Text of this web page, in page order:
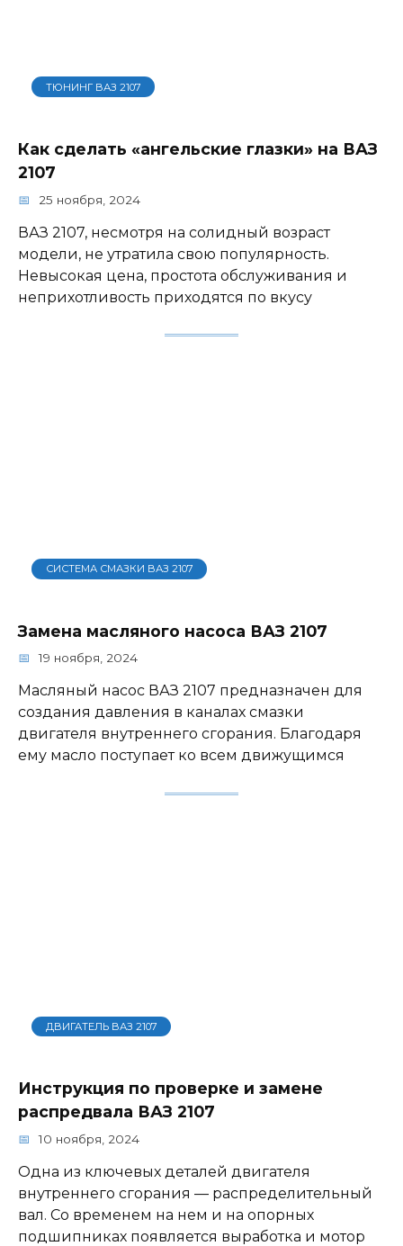
ТЮНИНГ ВАЗ 2107
Как сделать «ангельские глазки» на ВАЗ
2107
25 ноября, 2024
ВАЗ 2107, несмотря на солидный возраст
модели, не утратила свою популярность.
Невысокая цена, простота обслуживания и
неприхотливость приходятся по вкусу
СИСТЕМА СМАЗКИ ВАЗ 2107
Замена масляного насоса ВАЗ 2107
19 ноября, 2024
Масляный насос ВАЗ 2107 предназначен для
создания давления в каналах смазки
двигателя внутреннего сгорания. Благодаря
ему масло поступает ко всем движущимся
ДВИГАТЕЛЬ ВАЗ 2107
Инструкция по проверке и замене
распредвала ВАЗ 2107
10 ноября, 2024
Одна из ключевых деталей двигателя
внутреннего сгорания — распределительный
вал. Со временем на нем и на опорных
подшипниках появляется выработка и мотор